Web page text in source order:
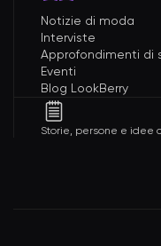
Notizie di moda
Interviste
Approfondimenti di
Eventi
Blog LookBerry
Storie, persone e idee